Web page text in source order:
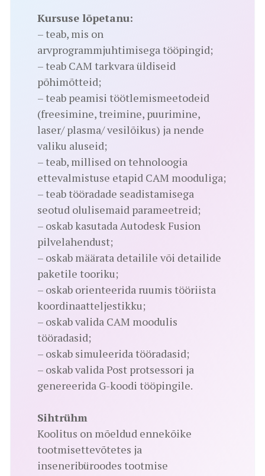
Kursuse lõpetanu:
– teab, mis on
arvprogrammjuhtimisega tööpingid;
– teab CAM tarkvara üldiseid
põhimõtteid;
– teab peamisi töötlemismeetodeid
(freesimine, treimine, puurimine,
laser/ plasma/ vesilõikus) ja nende
valiku aluseid;
– teab, millised on tehnoloogia
ettevalmistuse etapid CAM mooduliga;
– teab tööradade seadistamisega
seotud olulisemaid parameetreid;
– oskab kasutada Autodesk Fusion
pilvelahendust;
– oskab määrata detailile või detailide
paketile tooriku;
– oskab orienteerida ruumis tööriista
koordinaatteljestikku;
– oskab valida CAM moodulis
tööradasid;
– oskab simuleerida tööradasid;
– oskab valida Post protsessori ja
genereerida G-koodi tööpingile.
Sihtrühm
Koolitus on mõeldud ennekõike
tootmisettevõtetes ja
inseneribüroodes tootmise